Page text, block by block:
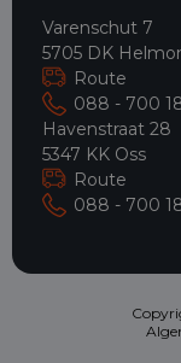
Varenschut 7
5705 DK
Route
088 - 700
Havenstraat 28
5347 KK Oss
Route
088 - 700